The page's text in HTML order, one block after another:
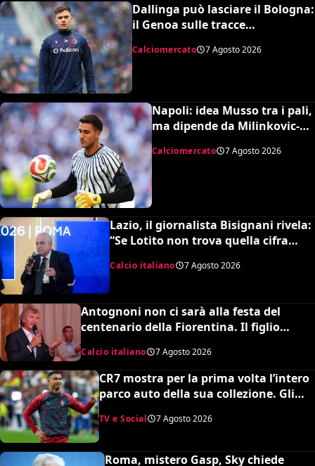
Dallinga può lasciare il Bologna:
il Genoa sulle tracce
dell’attaccante olandese
Calciomercato 7 Agosto 2026
Napoli: idea Musso tra i pali,
ma dipende da Milinkovic-
Savic
Calciomercato 7 Agosto 2026
Lazio, il giornalista Bisignani rivela:
“Se Lotito non trova quella cifra
Calcio italiano 7 Agosto 2026
Antognoni non ci sarà alla festa del
centenario della Fiorentina. Il figlio
jr. I motivi di questa scelta e cosa sta
succedendo
Calcio italiano 7 Agosto 2026
CR7 mostra per la prima volta l’intero
parco auto della sua collezione. Gli
esperti stimano il valore complessivo
ed è da urlo
TV e Social 7 Agosto 2026
Roma, mistero Gasp, Sky chiede